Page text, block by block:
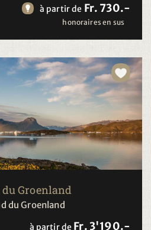
à partir de Fr. 730.-
honoraires en sus
Groenland
du Groenland
à partir de Fr. 3'190.-